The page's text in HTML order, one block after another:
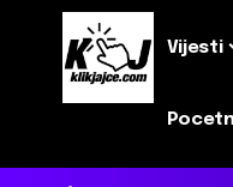
Vijesti